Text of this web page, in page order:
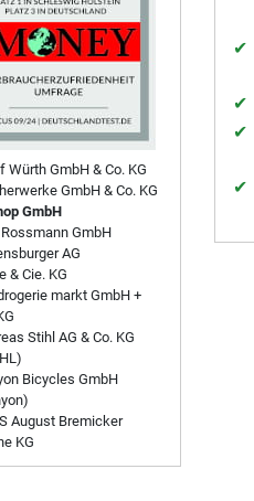
Würth GmbH & Co. KG
GmbH & Co. KG
GmbH
GmbH
AG
& Cie. KG
markt GmbH +
Stihl AG & Co. KG
Bicycles GmbH
August Bremicker
KG